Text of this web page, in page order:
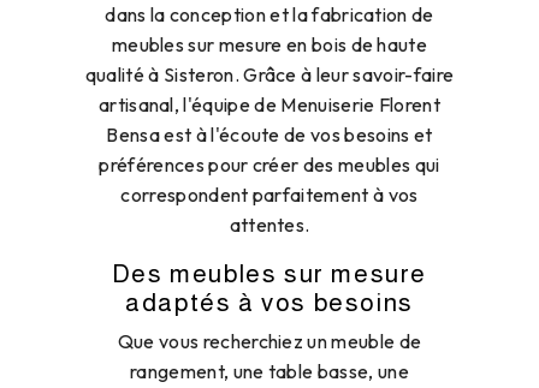
dans la conception et la fabrication de
meubles sur mesure en bois de haute
qualité à Sisteron. Grâce à leur savoir-faire
artisanal, l'équipe de Menuiserie Florent
Bensa est à l'écoute de vos besoins et
préférences pour créer des meubles qui
correspondent parfaitement à vos
attentes.
Des meubles sur mesure
adaptés à vos besoins
Que vous recherchiez un meuble de
rangement, une table basse, une